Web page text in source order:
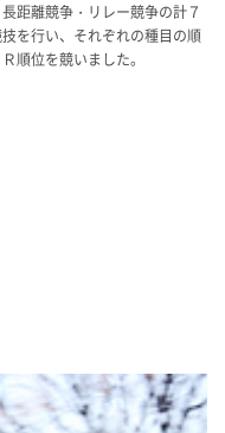
距離競争・リレー競争の計７
を行い、それぞれの種目の順
順位を競いました。